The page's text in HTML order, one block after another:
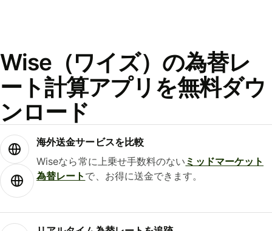
Wise（ワイズ）の為替レ
ート計算アプリを無料ダウ
ンロード
海外送金サービスを比較
Wiseなら常に上乗せ手数料のない ミッドマーケット
為替レート で、お得に送金できます。